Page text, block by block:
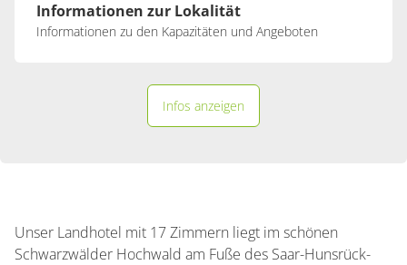
Informationen zur Lokalität
Informationen zu den Kapazitäten und Angeboten
Infos anzeigen
Unser Landhotel mit 17 Zimmern liegt im schönen
Schwarzwälder Hochwald am Fuße des Saar-Hunsrück-